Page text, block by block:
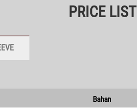
PRICE LIST
Bahan